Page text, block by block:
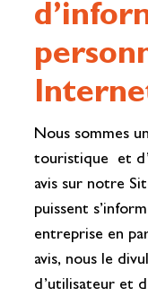
Nous sommes
touristique et
avis sur notre
puissent
entreprise en
avis, nous le
d’utilisateur et